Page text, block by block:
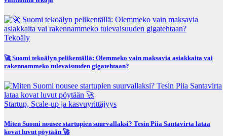
Tekoäly
🚀 Suomi tekoälyn pelikentällä: Olemmeko vain maksavia asiakkaita vai
rakennammeko tulevaisuuden gigatehtaan?
Startup, Scale-up ja kasvuyrittäjyys
Miten Suomi nousee startupien suurvallaksi? Tesin Piia Santavirta lataa
kovat luvut pöytään 🚀